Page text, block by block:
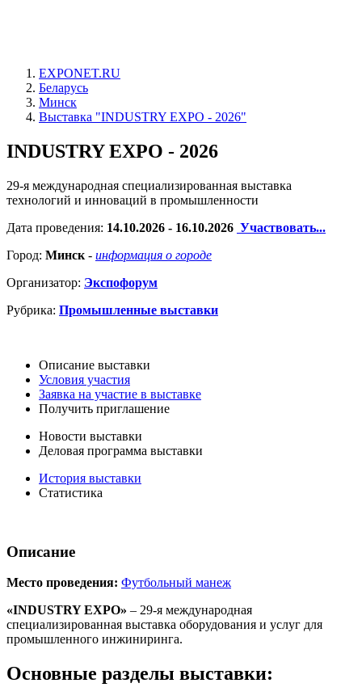
EXPONET.RU
Беларусь
Минск
Выставка "INDUSTRY EXPO - 2026"
INDUSTRY EXPO - 2026
29-я международная специализированная выставка
технологий и инноваций в промышленности
Дата проведения: 14.10.2026 - 16.10.2026 Участвовать...
Город: Минск - информация о городе
Организатор: Экспофорум
Рубрика: Промышленные выставки
Описание выставки
Условия участия
Заявка на участие в выставке
Получить приглашение
Новости выставки
Деловая программа выставки
История выставки
Статистика
Описание
Место проведения: Футбольный манеж
«INDUSTRY EXPO» – 29-я международная
специализированная выставка оборудования и услуг для
промышленного инжиниринга.
Основные разделы выставки: